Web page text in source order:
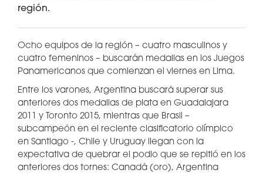
región.
Ocho equipos de la región – cuatro masculinos y
cuatro femeninos – buscarán medallas en los Juegos
Panamericanos que comienzan el viernes en Lima.
Entre los varones, Argentina buscará superar sus
anteriores dos medallas de plata en Guadalajara
2011 y Toronto 2015, mientras que Brasil –
subcampeón en el reciente clasificatorio olímpico
en Santiago -, Chile y Uruguay llegan con la
expectativa de quebrar el podio que se repitió en los
anteriores dos tornes: Canadá (oro), Argentina